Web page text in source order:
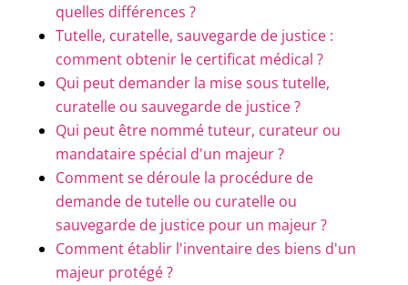
quelles différences ?
Tutelle, curatelle, sauvegarde de justice :
comment obtenir le certificat médical ?
Qui peut demander la mise sous tutelle,
curatelle ou sauvegarde de justice ?
Qui peut être nommé tuteur, curateur ou
mandataire spécial d'un majeur ?
Comment se déroule la procédure de
demande de tutelle ou curatelle ou
sauvegarde de justice pour un majeur ?
Comment établir l'inventaire des biens d'un
majeur protégé ?